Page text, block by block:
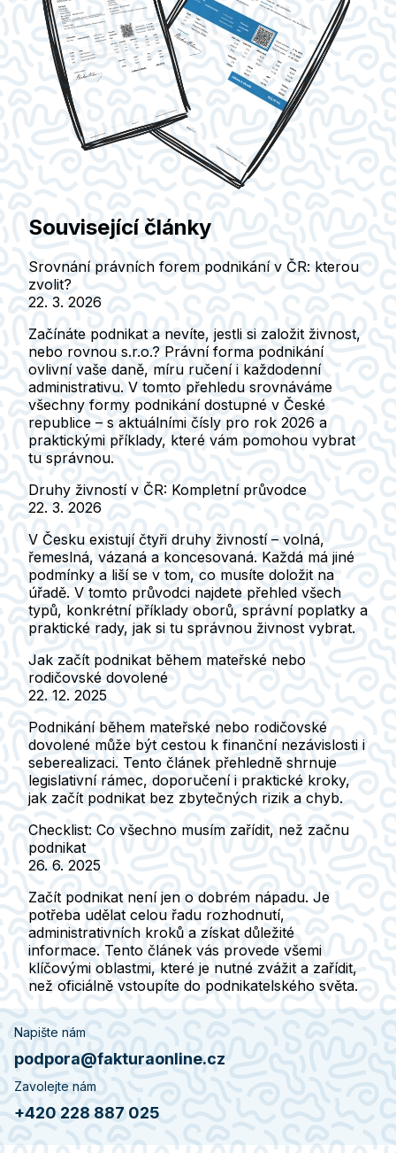
Související články
Srovnání právních forem podnikání v ČR: kterou
zvolit?
22. 3. 2026
Začínáte podnikat a nevíte, jestli si založit živnost,
nebo rovnou s.r.o.? Právní forma podnikání
ovlivní vaše daně, míru ručení i každodenní
administrativu. V tomto přehledu srovnáváme
všechny formy podnikání dostupné v České
republice – s aktuálními čísly pro rok 2026 a
praktickými příklady, které vám pomohou vybrat
tu správnou.
Druhy živností v ČR: Kompletní průvodce
22. 3. 2026
V Česku existují čtyři druhy živností – volná,
řemeslná, vázaná a koncesovaná. Každá má jiné
podmínky a liší se v tom, co musíte doložit na
úřadě. V tomto průvodci najdete přehled všech
typů, konkrétní příklady oborů, správní poplatky a
praktické rady, jak si tu správnou živnost vybrat.
Jak začít podnikat během mateřské nebo
rodičovské dovolené
22. 12. 2025
Podnikání během mateřské nebo rodičovské
dovolené může být cestou k finanční nezávislosti i
seberealizaci. Tento článek přehledně shrnuje
legislativní rámec, doporučení i praktické kroky,
jak začít podnikat bez zbytečných rizik a chyb.
Checklist: Co všechno musím zařídit, než začnu
podnikat
26. 6. 2025
Začít podnikat není jen o dobrém nápadu. Je
potřeba udělat celou řadu rozhodnutí,
administrativních kroků a získat důležité
informace. Tento článek vás provede všemi
klíčovými oblastmi, které je nutné zvážit a zařídit,
než oficiálně vstoupíte do podnikatelského světa.
Napište nám
podpora@fakturaonline.cz
Zavolejte nám
+420 228 887 025